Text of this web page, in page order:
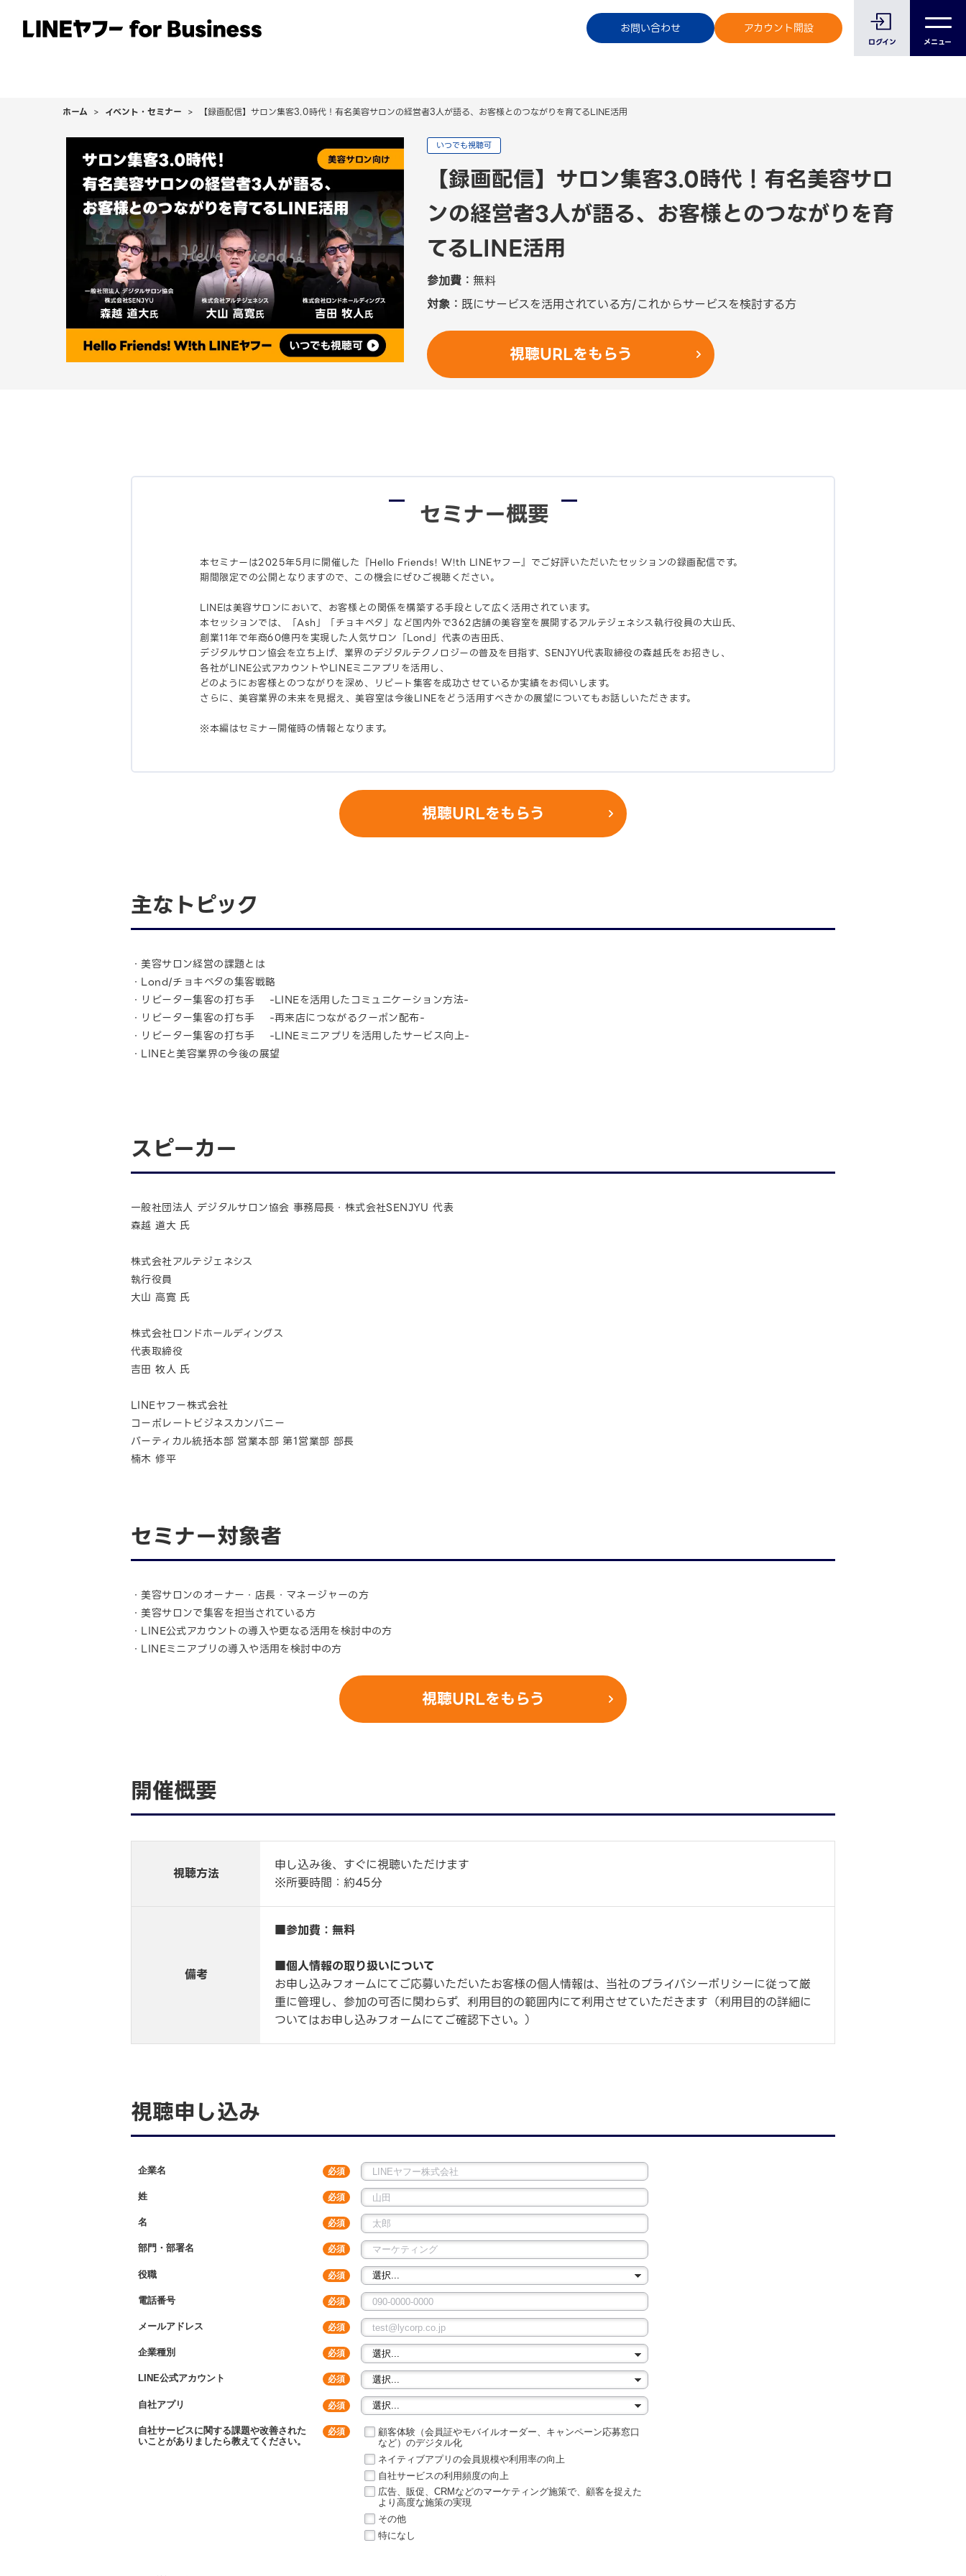
お問い合わせ アカウント開設
ログイン メニュー
サービス 事例 イベント・セミナー ご利用中のお客様へ
ホーム イベント・セミナー 【録画配信】サロン集客3.0時代！有名美容サロンの経営者3人が語る、お客様とのつながりを育てるLINE活用
いつでも視聴可
【録画配信】サロン集客3.0時代！有名美容サロ
ンの経営者3人が語る、お客様とのつながりを育
てるLINE活用
参加費： 無料
対象： 既にサービスを活用されている方/これからサービスを検討する方
視聴URLをもらう
セミナー概要
本セミナーは2025年5月に開催した『Hello Friends! W!th LINEヤフー』でご好評いただいたセッションの録画配信です。
期間限定での公開となりますので、この機会にぜひご視聴ください。
LINEは美容サロンにおいて、お客様との関係を構築する手段として広く活用されています。
本セッションでは、「Ash」「チョキペタ」など国内外で362店舗の美容室を展開するアルテジェネシス執行役員の大山氏、
創業11年で年商60億円を実現した人気サロン「Lond」代表の吉田氏、
デジタルサロン協会を立ち上げ、業界のデジタルテクノロジーの普及を目指す、SENJYU代表取締役の森越氏をお招きし、
各社がLINE公式アカウントやLINEミニアプリを活用し、
どのようにお客様とのつながりを深め、リピート集客を成功させているか実績をお伺いします。
さらに、美容業界の未来を見据え、美容室は今後LINEをどう活用すべきかの展望についてもお話しいただきます。
※本編はセミナー開催時の情報となります。
視聴URLをもらう
主なトピック
・美容サロン経営の課題とは
・Lond/チョキペタの集客戦略
・リピーター集客の打ち手 -LINEを活用したコミュニケーション方法-
・リピーター集客の打ち手 -再来店につながるクーポン配布-
・リピーター集客の打ち手 -LINEミニアプリを活用したサービス向上-
・LINEと美容業界の今後の展望
スピーカー
一般社団法人 デジタルサロン協会 事務局長・株式会社SENJYU 代表
森越 道大 氏
株式会社アルテジェネシス
執行役員
大山 高寛 氏
株式会社ロンドホールディングス
代表取締役
吉田 牧人 氏
LINEヤフー株式会社
コーポレートビジネスカンパニー
バーティカル統括本部 営業本部 第1営業部 部長
楠木 修平
セミナー対象者
・美容サロンのオーナー・店長・マネージャーの方
・美容サロンで集客を担当されている方
・LINE公式アカウントの導入や更なる活用を検討中の方
・LINEミニアプリの導入や活用を検討中の方
視聴URLをもらう
開催概要
視聴方法
申し込み後、すぐに視聴いただけます
※所要時間：約45分
備考
■参加費：無料
■個人情報の取り扱いについて
お申し込みフォームにてご応募いただいたお客様の個人情報は、当社のプライバシーポリシーに従って厳
重に管理し、参加の可否に関わらず、利用目的の範囲内にて利用させていただきます（利用目的の詳細に
ついてはお申し込みフォームにてご確認下さい。）
視聴申し込み
企業名
姓
名
部門・部署名
役職
電話番号
メールアドレス
企業種別
LINE公式アカウント
自社アプリ
自社サービスに関する課題や改善された
いことがありましたら教えてください。
顧客体験（会員証やモバイルオーダー、キャンペーン応募窓口
など）のデジタル化
ネイティブアプリの会員規模や利用率の向上
自社サービスの利用頻度の向上
広告、販促、CRMなどのマーケティング施策で、顧客を捉えた
より高度な施策の実現
その他
特になし